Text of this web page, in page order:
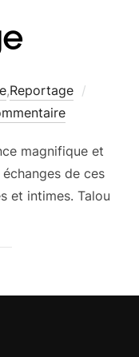
,Reportage
magnifique et
de ces
et intimes. Talou